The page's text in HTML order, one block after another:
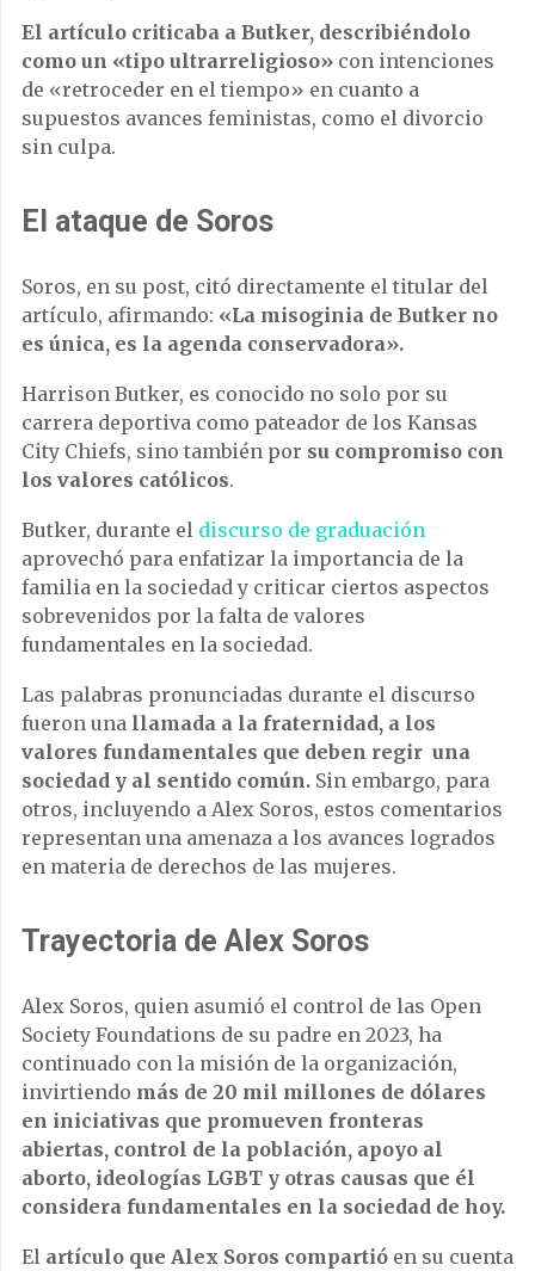
El artículo criticaba a Butker, describiéndolo
como un «tipo ultrarreligioso» con intenciones
de «retroceder en el tiempo» en cuanto a
supuestos avances feministas, como el divorcio
sin culpa.
El ataque de Soros
Soros, en su post, citó directamente el titular del
artículo, afirmando: «La misoginia de Butker no
es única, es la agenda conservadora».
Harrison Butker, es conocido no solo por su
carrera deportiva como pateador de los Kansas
City Chiefs, sino también por su compromiso con
los valores católicos.
Butker, durante el discurso de graduación
aprovechó para enfatizar la importancia de la
familia en la sociedad y criticar ciertos aspectos
sobrevenidos por la falta de valores
fundamentales en la sociedad.
Las palabras pronunciadas durante el discurso
fueron una llamada a la fraternidad, a los
valores fundamentales que deben regir una
sociedad y al sentido común. Sin embargo, para
otros, incluyendo a Alex Soros, estos comentarios
representan una amenaza a los avances logrados
en materia de derechos de las mujeres.
Trayectoria de Alex Soros
Alex Soros, quien asumió el control de las Open
Society Foundations de su padre en 2023, ha
continuado con la misión de la organización,
invirtiendo más de 20 mil millones de dólares
en iniciativas que promueven fronteras
abiertas, control de la población, apoyo al
aborto, ideologías LGBT y otras causas que él
considera fundamentales en la sociedad de hoy.
El artículo que Alex Soros compartió en su cuenta